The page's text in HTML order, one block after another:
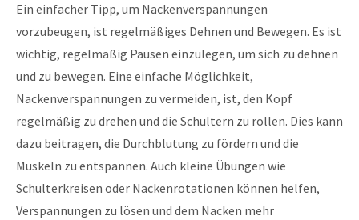
Ein einfacher Tipp, um Nackenverspannungen
vorzubeugen, ist regelmäßiges Dehnen und Bewegen. Es ist
wichtig, regelmäßig Pausen einzulegen, um sich zu dehnen
und zu bewegen. Eine einfache Möglichkeit,
Nackenverspannungen zu vermeiden, ist, den Kopf
regelmäßig zu drehen und die Schultern zu rollen. Dies kann
dazu beitragen, die Durchblutung zu fördern und die
Muskeln zu entspannen. Auch kleine Übungen wie
Schulterkreisen oder Nackenrotationen können helfen,
Verspannungen zu lösen und dem Nacken mehr